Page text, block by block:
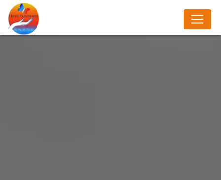
Panneau de gestion des cookies